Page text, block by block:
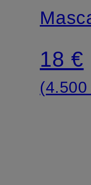
MINI
18 €